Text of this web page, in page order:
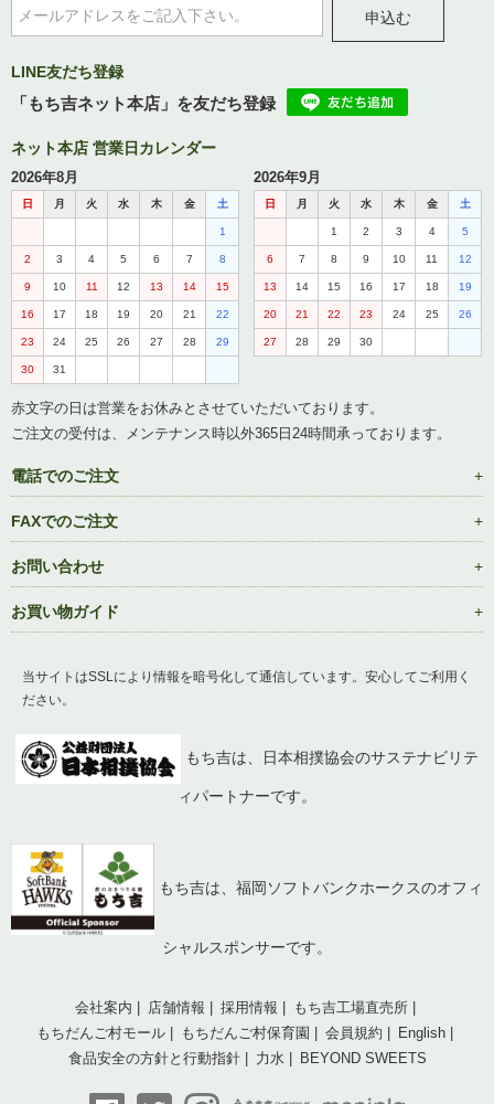
申込む
LINE友だち登録
「もち吉ネット本店」を友だち登録
ネット本店 営業日カレンダー
2026年8月
日 月 火 水 木 金 土
1
2 3 4 5 6 7 8
9 10 11 12 13 14 15
16 17 18 19 20 21 22
23 24 25 26 27 28 29
30 31
2026年9月
日 月 火 水 木 金 土
1 2 3 4 5
6 7 8 9 10 11 12
13 14 15 16 17 18 19
20 21 22 23 24 25 26
27 28 29 30
赤文字の日は営業をお休みとさせていただいております。
ご注文の受付は、メンテナンス時以外365日24時間承っております。
電話でのご注文
FAXでのご注文
お問い合わせ
お買い物ガイド
当サイトはSSLにより情報を暗号化して通信しています。安心してご利用く
ださい。
もち吉は、日本相撲協会のサステナビリテ
ィパートナーです。
もち吉は、福岡ソフトバンクホークスのオフィ
シャルスポンサーです。
会社案内 店舗情報 採用情報
もち吉工場直売所
もちだんご村モール
もちだんご村保育園 会員規約
English
食品安全の方針と行動指針
力水 BEYOND SWEETS